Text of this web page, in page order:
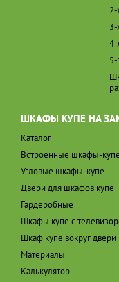
ШКАФЫ КУПЕ НА
Каталог
Встроенные шкафы-купе
Угловые шкафы-купе
Двери для шкафов купе
Гардеробные
Шкафы купе с
Шкаф купе вокруг двери
Материалы
Калькулятор